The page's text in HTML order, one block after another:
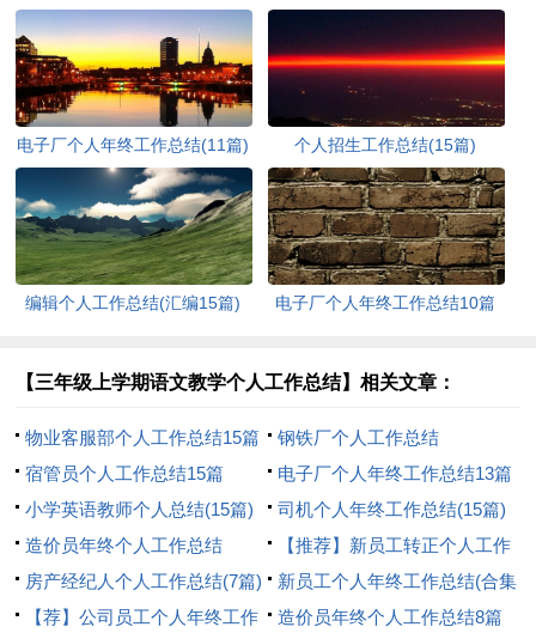
电子厂个人年终工作总结(11篇) 个人招生工作总结(15篇)
编辑个人工作总结(汇编15篇) 电子厂个人年终工作总结10篇
【三年级上学期语文教学个人工作总结】相关文章：
物业客服部个人工作总结15篇
钢铁厂个人工作总结
宿管员个人工作总结15篇
电子厂个人年终工作总结13篇
小学英语教师个人总结(15篇)
司机个人年终工作总结(15篇)
造价员年终个人工作总结
【推荐】新员工转正个人工作
总结
房产经纪人个人工作总结(7篇)
新员工个人年终工作总结(合集
15篇)
【荐】公司员工个人年终工作
造价员年终个人工作总结8篇